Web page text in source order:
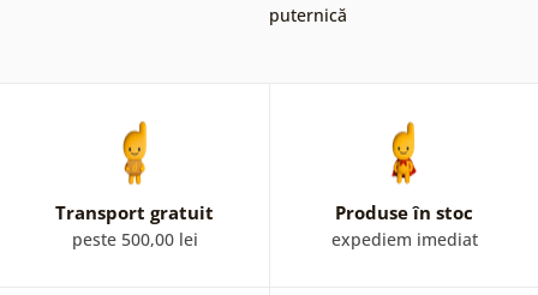
puternică
Transport gratuit
peste 500,00 lei
Produse în stoc
expediem imediat